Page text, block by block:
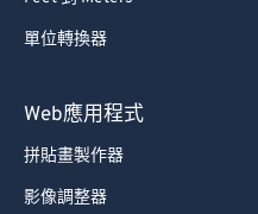
單位轉換器
Web應用程式
拼貼畫製作器
影像調整器